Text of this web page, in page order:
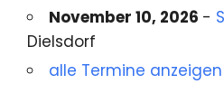
November 10, 2026 -
Dielsdorf
alle Termine anzeigen